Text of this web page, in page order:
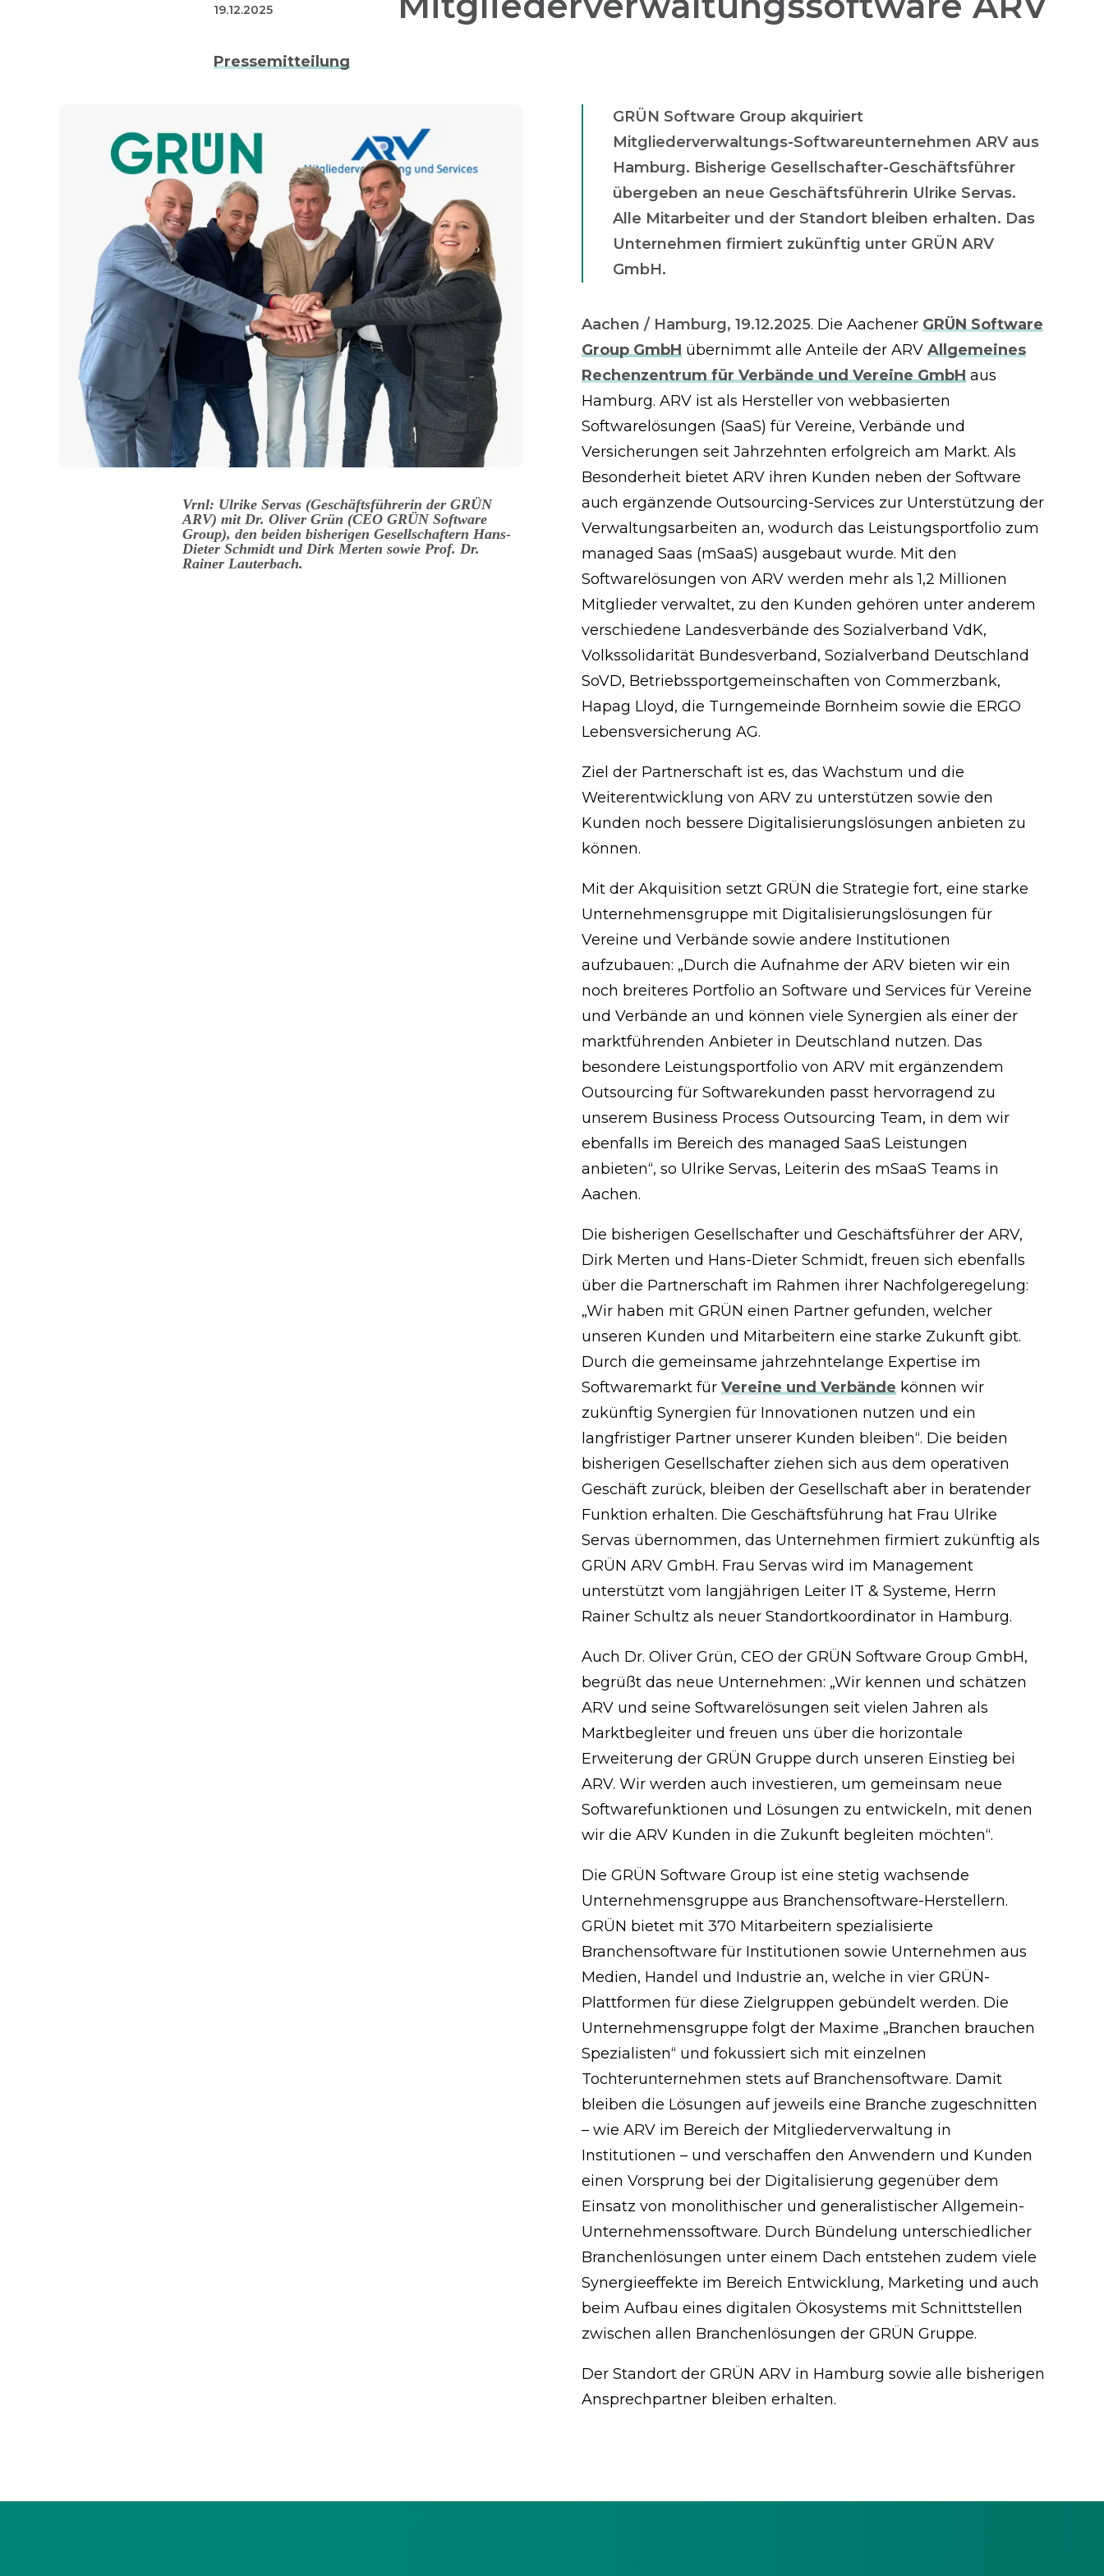
19.12.2025
Pressemitteilung
Vrnl: Ulrike Servas (Geschäftsführerin der GRÜN
ARV) mit Dr. Oliver Grün (CEO GRÜN Software
Group), den beiden bisherigen Gesellschaftern Hans-
Dieter Schmidt und Dirk Merten sowie Prof. Dr.
Rainer Lauterbach.
GRÜN Software Group akquiriert
Mitgliederverwaltungs-Softwareunternehmen ARV aus
Hamburg. Bisherige Gesellschafter-Geschäftsführer
übergeben an neue Geschäftsführerin Ulrike Servas.
Alle Mitarbeiter und der Standort bleiben erhalten. Das
Unternehmen firmiert zukünftig unter GRÜN ARV
GmbH.
Aachen / Hamburg, 19.12.2025. Die Aachener GRÜN Software
Group GmbH übernimmt alle Anteile der ARV Allgemeines
Rechenzentrum für Verbände und Vereine GmbH aus
Hamburg. ARV ist als Hersteller von webbasierten
Softwarelösungen (SaaS) für Vereine, Verbände und
Versicherungen seit Jahrzehnten erfolgreich am Markt. Als
Besonderheit bietet ARV ihren Kunden neben der Software
auch ergänzende Outsourcing-Services zur Unterstützung der
Verwaltungsarbeiten an, wodurch das Leistungsportfolio zum
managed Saas (mSaaS) ausgebaut wurde. Mit den
Softwarelösungen von ARV werden mehr als 1,2 Millionen
Mitglieder verwaltet, zu den Kunden gehören unter anderem
verschiedene Landesverbände des Sozialverband VdK,
Volkssolidarität Bundesverband, Sozialverband Deutschland
SoVD, Betriebssportgemeinschaften von Commerzbank,
Hapag Lloyd, die Turngemeinde Bornheim sowie die ERGO
Lebensversicherung AG.
Ziel der Partnerschaft ist es, das Wachstum und die
Weiterentwicklung von ARV zu unterstützen sowie den
Kunden noch bessere Digitalisierungslösungen anbieten zu
können.
Mit der Akquisition setzt GRÜN die Strategie fort, eine starke
Unternehmensgruppe mit Digitalisierungslösungen für
Vereine und Verbände sowie andere Institutionen
aufzubauen: „Durch die Aufnahme der ARV bieten wir ein
noch breiteres Portfolio an Software und Services für Vereine
und Verbände an und können viele Synergien als einer der
marktführenden Anbieter in Deutschland nutzen. Das
besondere Leistungsportfolio von ARV mit ergänzendem
Outsourcing für Softwarekunden passt hervorragend zu
unserem Business Process Outsourcing Team, in dem wir
ebenfalls im Bereich des managed SaaS Leistungen
anbieten“, so Ulrike Servas, Leiterin des mSaaS Teams in
Aachen.
Die bisherigen Gesellschafter und Geschäftsführer der ARV,
Dirk Merten und Hans-Dieter Schmidt, freuen sich ebenfalls
über die Partnerschaft im Rahmen ihrer Nachfolgeregelung:
„Wir haben mit GRÜN einen Partner gefunden, welcher
unseren Kunden und Mitarbeitern eine starke Zukunft gibt.
Durch die gemeinsame jahrzehntelange Expertise im
Softwaremarkt für Vereine und Verbände können wir
zukünftig Synergien für Innovationen nutzen und ein
langfristiger Partner unserer Kunden bleiben“. Die beiden
bisherigen Gesellschafter ziehen sich aus dem operativen
Geschäft zurück, bleiben der Gesellschaft aber in beratender
Funktion erhalten. Die Geschäftsführung hat Frau Ulrike
Servas übernommen, das Unternehmen firmiert zukünftig als
GRÜN ARV GmbH. Frau Servas wird im Management
unterstützt vom langjährigen Leiter IT & Systeme, Herrn
Rainer Schultz als neuer Standortkoordinator in Hamburg.
Auch Dr. Oliver Grün, CEO der GRÜN Software Group GmbH,
begrüßt das neue Unternehmen: „Wir kennen und schätzen
ARV und seine Softwarelösungen seit vielen Jahren als
Marktbegleiter und freuen uns über die horizontale
Erweiterung der GRÜN Gruppe durch unseren Einstieg bei
ARV. Wir werden auch investieren, um gemeinsam neue
Softwarefunktionen und Lösungen zu entwickeln, mit denen
wir die ARV Kunden in die Zukunft begleiten möchten“.
Die GRÜN Software Group ist eine stetig wachsende
Unternehmensgruppe aus Branchensoftware-Herstellern.
GRÜN bietet mit 370 Mitarbeitern spezialisierte
Branchensoftware für Institutionen sowie Unternehmen aus
Medien, Handel und Industrie an, welche in vier GRÜN-
Plattformen für diese Zielgruppen gebündelt werden. Die
Unternehmensgruppe folgt der Maxime „Branchen brauchen
Spezialisten“ und fokussiert sich mit einzelnen
Tochterunternehmen stets auf Branchensoftware. Damit
bleiben die Lösungen auf jeweils eine Branche zugeschnitten
– wie ARV im Bereich der Mitgliederverwaltung in
Institutionen – und verschaffen den Anwendern und Kunden
einen Vorsprung bei der Digitalisierung gegenüber dem
Einsatz von monolithischer und generalistischer Allgemein-
Unternehmenssoftware. Durch Bündelung unterschiedlicher
Branchenlösungen unter einem Dach entstehen zudem viele
Synergieeffekte im Bereich Entwicklung, Marketing und auch
beim Aufbau eines digitalen Ökosystems mit Schnittstellen
zwischen allen Branchenlösungen der GRÜN Gruppe.
Der Standort der GRÜN ARV in Hamburg sowie alle bisherigen
Ansprechpartner bleiben erhalten.